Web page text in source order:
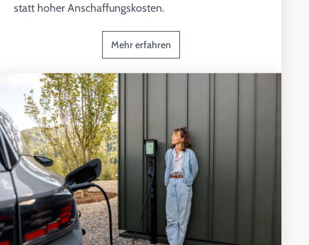
statt hoher Anschaffungskosten.
Mehr erfahren